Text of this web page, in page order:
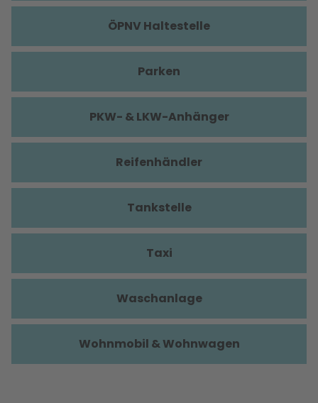
ÖPNV Haltestelle
Parken
PKW- & LKW-Anhänger
Reifenhändler
Tankstelle
Taxi
Waschanlage
Wohnmobil & Wohnwagen